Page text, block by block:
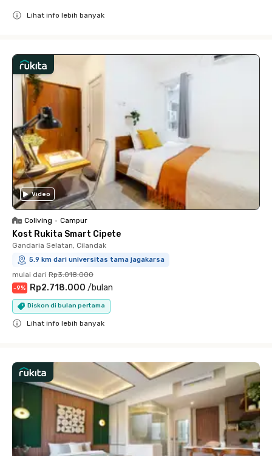
Lihat info lebih banyak
Video
Coliving • Campur
Kost Rukita Smart Cipete
Gandaria Selatan, Cilandak
5.9 km dari universitas tama jagakarsa
mulai dari Rp3.018.000
-9% Rp2.718.000 /bulan
Diskon di bulan pertama
Lihat info lebih banyak